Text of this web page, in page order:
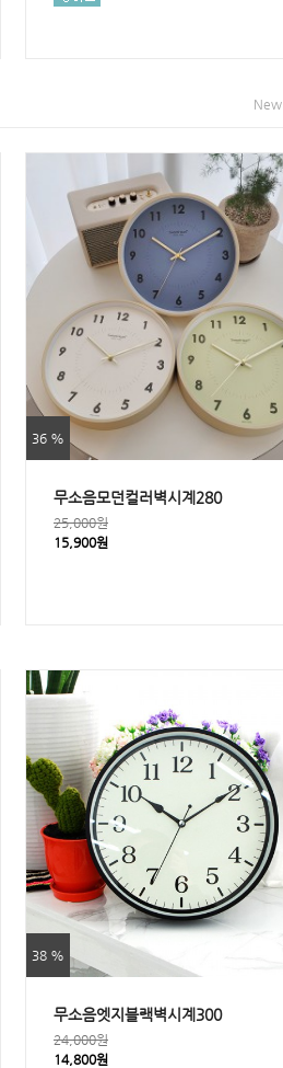
New
36 %
무소음모던컬러벽시계280
25,000원
15,900원
38 %
무소음엣지블랙벽시계300
24,000원
14,800원